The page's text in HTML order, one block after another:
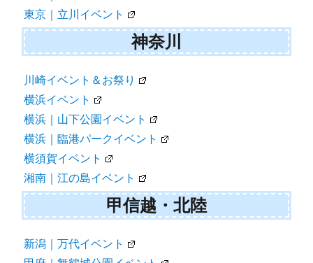
東京｜立川イベント
神奈川
川崎イベント＆お祭り
横浜イベント
横浜｜山下公園イベント
横浜｜臨港パークイベント
横須賀イベント
湘南｜江の島イベント
甲信越・北陸
新潟｜万代イベント